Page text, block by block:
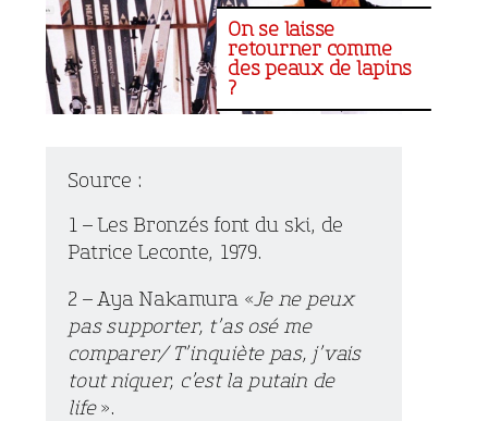
On se laisse
retourner comme
des peaux de lapins
?
Source :
1 – Les Bronzés font du ski, de
Patrice Leconte, 1979.
2 – Aya Nakamura «Je ne peux
pas supporter, t’as osé me
comparer/ T’inquiète pas, j’vais
tout niquer, c’est la putain de
life».